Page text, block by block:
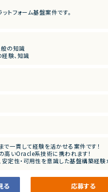
トフォーム基盤案件です。
基盤の構築を担当いただきます。
更
び設定
応
出社予定）
社頻度が増加する可能性あり
般の知識
経験、知識
経験
の知識
ュール作成、不明点の調査など行える
けること
一貫して経験を活かせる案件です！
高いOracle系技術に携われます！
定性・可用性を意識した基盤構築経験
、インフラエンジニアとしてのスキルア
る 応募する